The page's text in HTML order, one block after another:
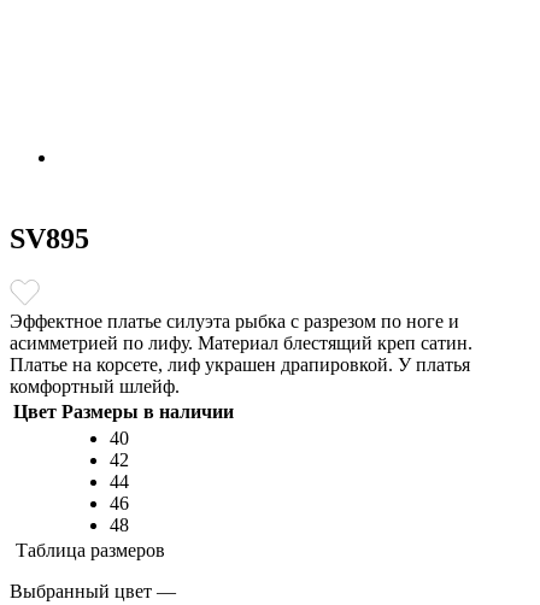
SV895
Эффектное платье силуэта рыбка с разрезом по ноге и
асимметрией по лифу. Материал блестящий креп сатин.
Платье на корсете, лиф украшен драпировкой. У платья
комфортный шлейф.
Цвет Размеры в наличии
40
42
44
46
48
Таблица размеров
Выбранный цвет —